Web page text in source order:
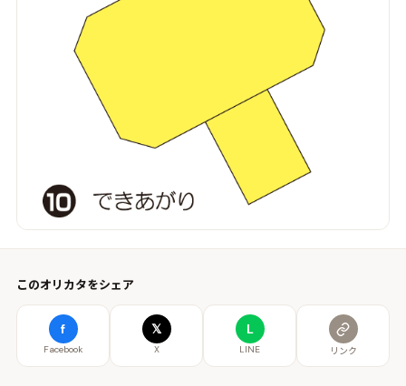
このオリカタをシェア
f
Facebook
𝕏
X
L
LINE リンク